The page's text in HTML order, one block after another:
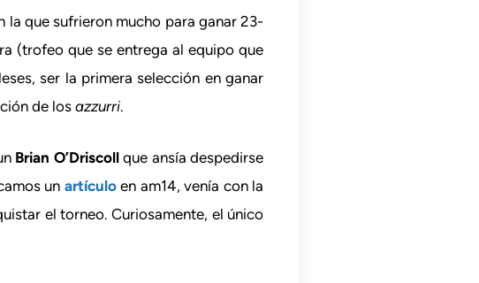
la que sufrieron mucho para ganar 23-
(trofeo que se entrega al equipo que
ser la primera selección en ganar
de los azzurri.
Brian O’Driscollque ansía despedirse
un artículoen am14, venía con la
el torneo. Curiosamente, el único